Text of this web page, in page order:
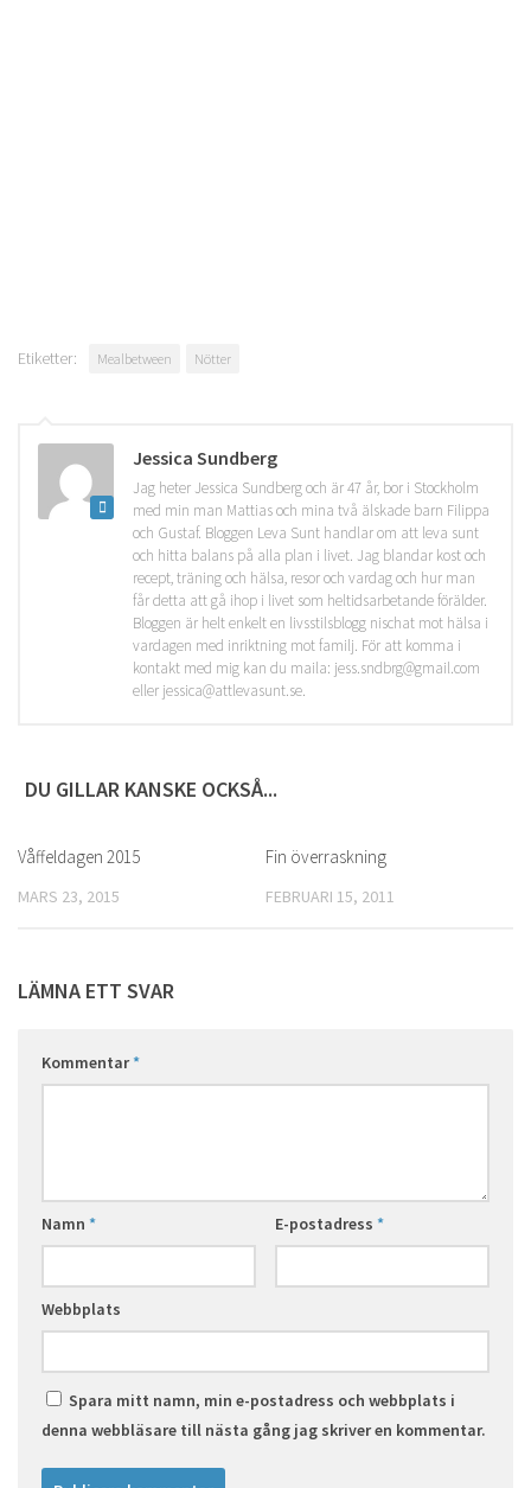
Etiketter: Mealbetween Nötter
Jessica Sundberg
Jag heter Jessica Sundberg och är 47 år, bor i Stockholm
med min man Mattias och mina två älskade barn Filippa
och Gustaf. Bloggen Leva Sunt handlar om att leva sunt
och hitta balans på alla plan i livet. Jag blandar kost och
recept, träning och hälsa, resor och vardag och hur man
får detta att gå ihop i livet som heltidsarbetande förälder.
Bloggen är helt enkelt en livsstilsblogg nischat mot hälsa i
vardagen med inriktning mot familj. För att komma i
kontakt med mig kan du maila: jess.sndbrg@gmail.com
eller jessica@attlevasunt.se.
DU GILLAR KANSKE OCKSÅ...
Våffeldagen 2015
MARS 23, 2015
Fin överraskning
FEBRUARI 15, 2011
LÄMNA ETT SVAR
Kommentar*
Namn * E-postadress *
Webbplats
Spara mitt namn, min e-postadress och webbplats i
denna webbläsare till nästa gång jag skriver en kommentar.